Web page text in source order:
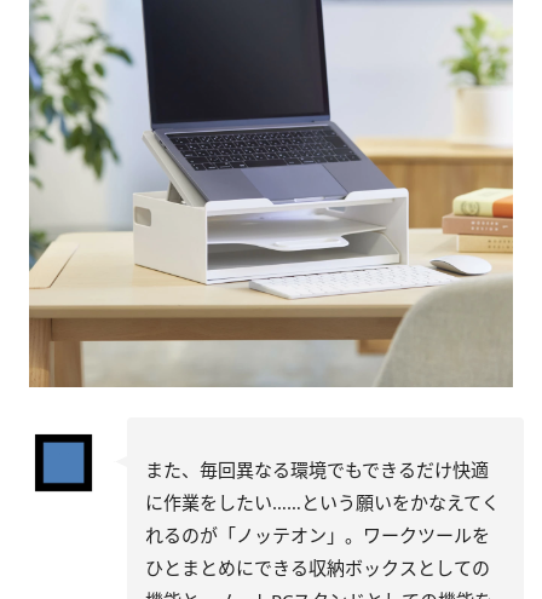
また、毎回異なる環境でもできるだけ快適
に作業をしたい……という願いをかなえてく
れるのが「ノッテオン」。ワークツールを
ひとまとめにできる収納ボックスとしての